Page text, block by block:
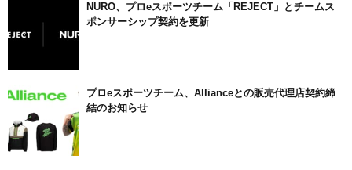
NURO、プロeスポーツチーム「REJECT」とチームス
ポンサーシップ契約を更新
プロeスポーツチーム、Allianceとの販売代理店契約締
結のお知らせ